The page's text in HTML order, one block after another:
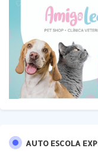
AUTO ESCOLA